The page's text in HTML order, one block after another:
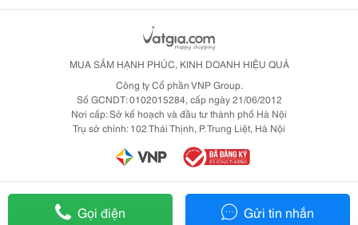
Gọi điện Gửi tin nhắn
MUA SẮM HẠNH PHÚC, KINH DOANH HIỆU QUẢ
Công ty Cổ phần VNP Group.
Số GCNDT: 0102015284, cấp ngày 21/06/2012
Nơi cấp: Sở kế hoạch và đầu tư thành phố Hà Nội
Trụ sở chính: 102 Thái Thịnh, P. Trung Liệt, Hà Nội